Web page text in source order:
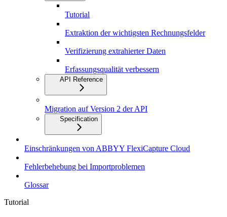
Tutorial
Extraktion der wichtigsten Rechnungsfelder
Verifizierung extrahierter Daten
Erfassungsqualität verbessern
API Reference
Migration auf Version 2 der API
Specification
Einschränkungen von ABBYY FlexiCapture Cloud
Fehlerbehebung bei Importproblemen
Glossar
Tutorial